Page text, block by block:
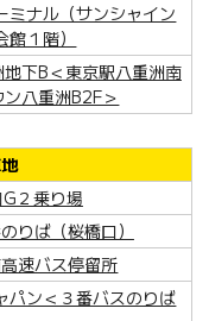
ミナル（サンシャイン
１階）
下B＜東京駅八重洲南
八重洲B2F＞
２乗り場
りば（桜橋口）
速バス停留所
パン＜３番バスのりば